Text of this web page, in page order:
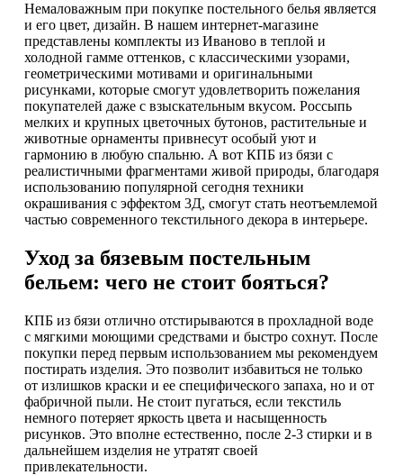
Немаловажным при покупке постельного белья является
и его цвет, дизайн. В нашем интернет-магазине
представлены комплекты из Иваново в теплой и
холодной гамме оттенков, с классическими узорами,
геометрическими мотивами и оригинальными
рисунками, которые смогут удовлетворить пожелания
покупателей даже с взыскательным вкусом. Россыпь
мелких и крупных цветочных бутонов, растительные и
животные орнаменты привнесут особый уют и
гармонию в любую спальню. А вот КПБ из бязи с
реалистичными фрагментами живой природы, благодаря
использованию популярной сегодня техники
окрашивания с эффектом 3Д, смогут стать неотъемлемой
частью современного текстильного декора в интерьере.
Уход за бязевым постельным
бельем: чего не стоит бояться?
КПБ из бязи отлично отстирываются в прохладной воде
с мягкими моющими средствами и быстро сохнут. После
покупки перед первым использованием мы рекомендуем
постирать изделия. Это позволит избавиться не только
от излишков краски и ее специфического запаха, но и от
фабричной пыли. Не стоит пугаться, если текстиль
немного потеряет яркость цвета и насыщенность
рисунков. Это вполне естественно, после 2-3 стирки и в
дальнейшем изделия не утратят своей
привлекательности.